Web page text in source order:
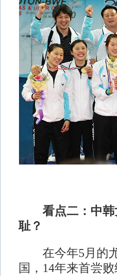
看点二：中
耻？
在今年5月的尤
国，14年来首尝